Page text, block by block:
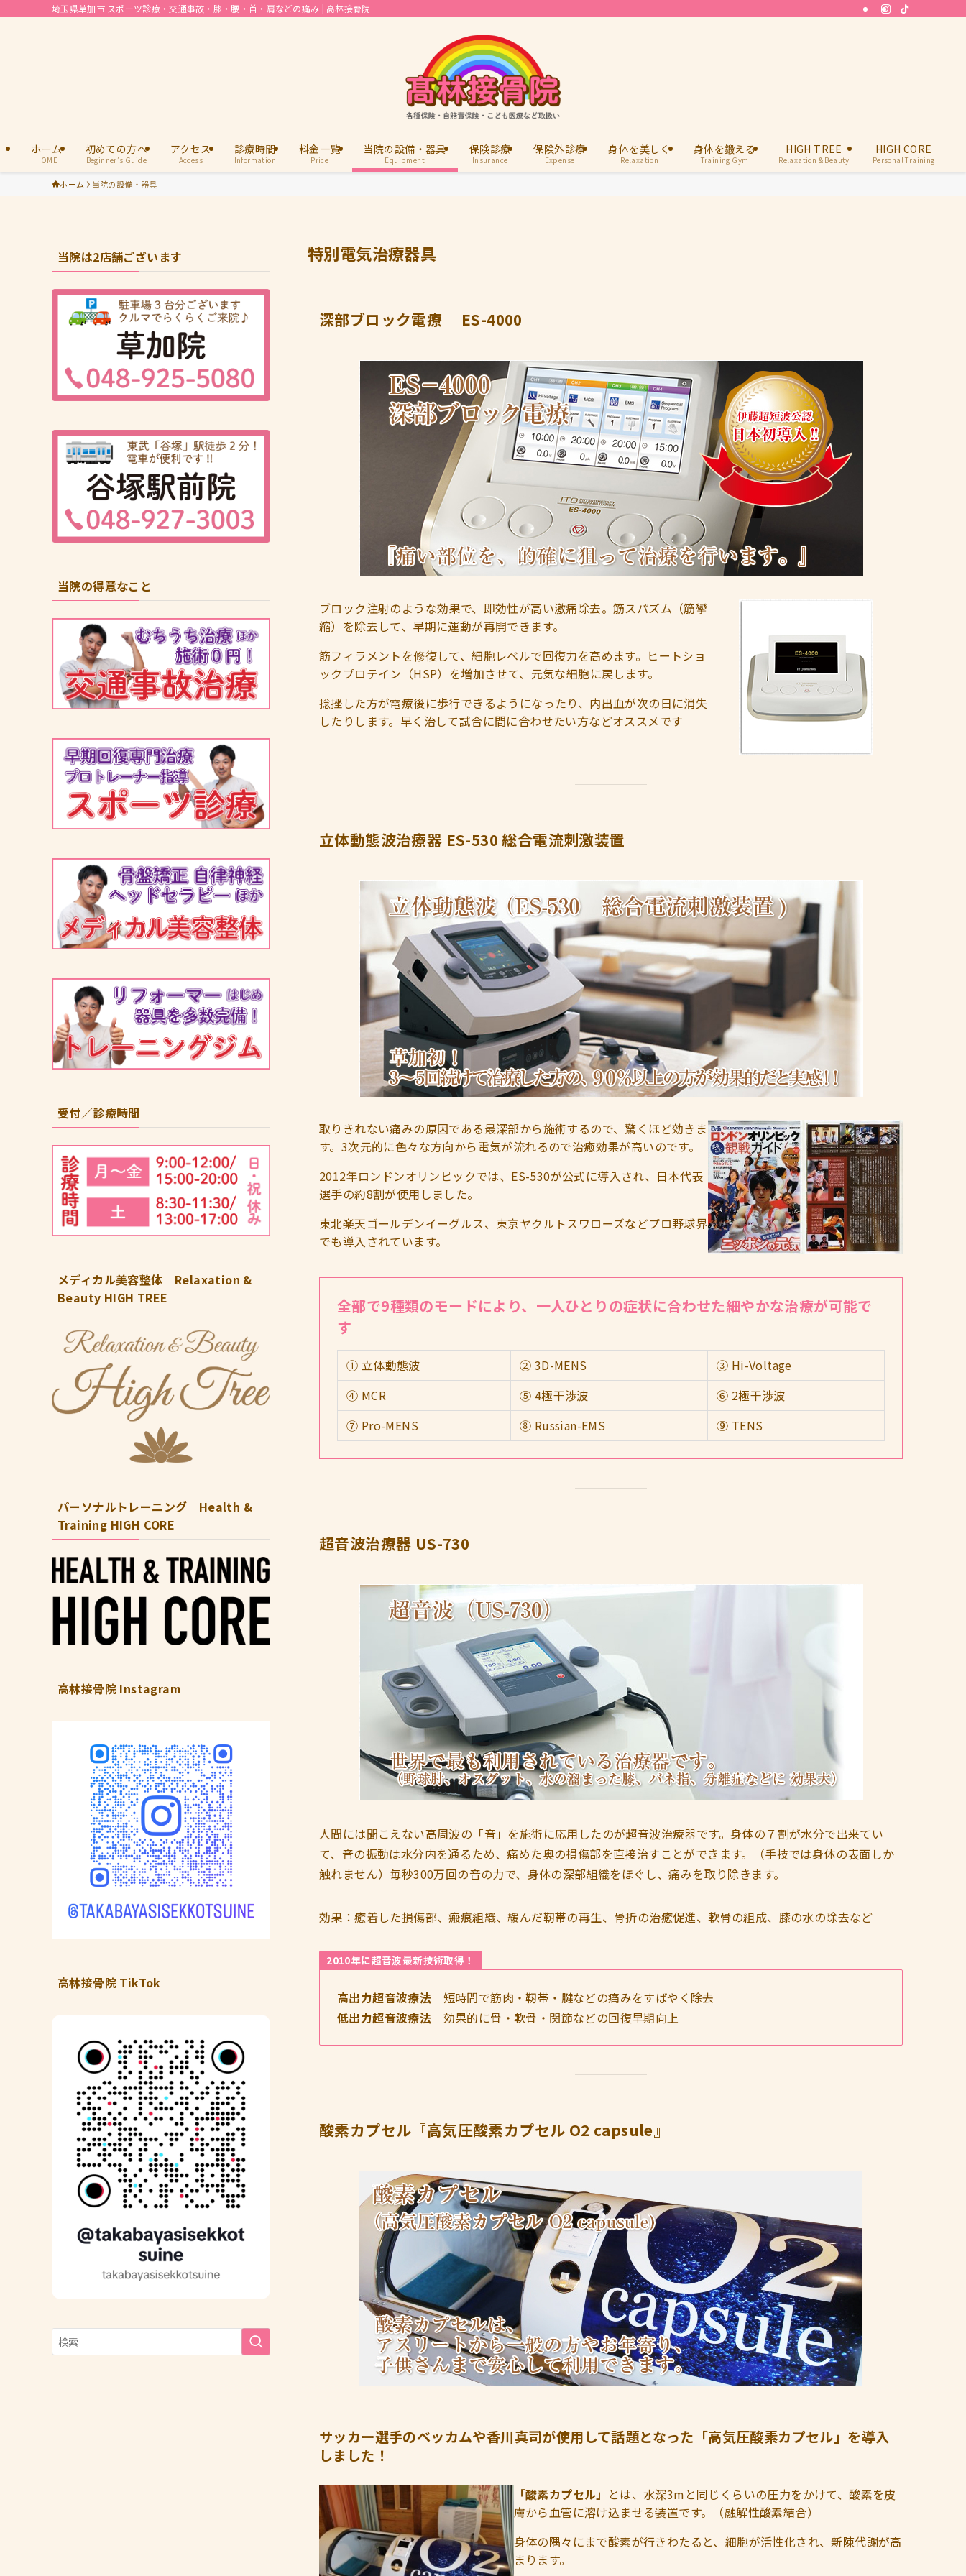
埼玉県草加市 スポーツ診療・交通事故・膝・腰・首・肩などの痛み | 高林接骨院
ホーム
HOME
初めての方へ
Beginner’s Guide
アクセス
Access
診療時間
Information
料金一覧
Price
当院の設備・器具
Equipment
保険診療
Insurance
保険外診療
Expense
身体を美しく
Relaxation
身体を鍛える
Training Gym
HIGH TREE
Relaxation & Beauty
HIGH CORE
Personal Training
ホーム 当院の設備・器具
特別電気治療器具
深部ブロック電療 ES-4000
ブロック注射のような効果で、即効性が高い激痛除去。筋スパズム（筋攣
縮）を除去して、早期に運動が再開できます。
筋フィラメントを修復して、細胞レベルで回復力を高めます。ヒートショ
ックプロテイン（HSP）を増加させて、元気な細胞に戻します。
捻挫した方が電療後に歩行できるようになったり、内出血が次の日に消失
したりします。早く治して試合に間に合わせたい方などオススメです
立体動態波治療器 ES-530 総合電流刺激装置
取りきれない痛みの原因である最深部から施術するので、驚くほど効きま
す。3次元的に色々な方向から電気が流れるので治癒効果が高いのです。
2012年ロンドンオリンピックでは、ES-530が公式に導入され、日本代表
選手の約8割が使用しました。
東北楽天ゴールデンイーグルス、東京ヤクルトスワローズなどプロ野球界
でも導入されています。
全部で9種類のモードにより、一人ひとりの症状に合わせた細やかな治療が可能で
す
① 立体動態波 ② 3D-MENS
③ Hi-Voltage
④ MCR
⑤ 4極干渉波
⑥ 2極干渉波
⑦ Pro-MENS
⑧ Russian-EMS ⑨ TENS
超音波治療器 US-730
人間には聞こえない高周波の「音」を施術に応用したのが超音波治療器です。身体の７割が水分で出来てい
て、音の振動は水分内を通るため、痛めた奥の損傷部を直接治すことができます。（手技では身体の表面しか
触れません）毎秒300万回の音の力で、身体の深部組織をほぐし、痛みを取り除きます。
効果：癒着した損傷部、瘢痕組織、緩んだ靭帯の再生、骨折の治癒促進、軟骨の組成、膝の水の除去など
2010年に超音波最新技術取得！
高出力超音波療法 短時間で筋肉・靭帯・腱などの痛みをすばやく除去
低出力超音波療法 効果的に骨・軟骨・関節などの回復早期向上
酸素カプセル『高気圧酸素カプセル O2 capsule』
サッカー選手のベッカムや香川真司が使用して話題となった「高気圧酸素カプセル」を導入
しました！
「酸素カプセル」 とは、水深3mと同じくらいの圧力をかけて、酸素を皮
膚から血管に溶け込ませる装置です。
（融解性酸素結合）
身体の隅々にまで酸素が行きわたると、細胞が活性化され、新陳代謝が高
まります。
当院は2店舗ございます
当院の得意なこと
受付／診療時間
メディカル美容整体 Relaxation &
Beauty HIGH TREE
パーソナルトレーニング Health &
Training HIGH CORE
高林接骨院 Instagram
高林接骨院 TikTok